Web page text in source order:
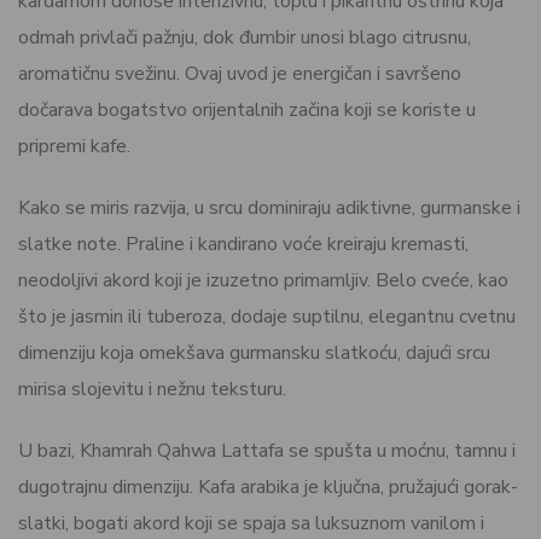
odmah privlači pažnju, dok đumbir unosi blago citrusnu,
aromatičnu svežinu. Ovaj uvod je energičan i savršeno
dočarava bogatstvo orijentalnih začina koji se koriste u
pripremi kafe.
Kako se miris razvija, u srcu dominiraju adiktivne, gurmanske i
slatke note. Praline i kandirano voće kreiraju kremasti,
neodoljivi akord koji je izuzetno primamljiv. Belo cveće, kao
što je jasmin ili tuberoza, dodaje suptilnu, elegantnu cvetnu
dimenziju koja omekšava gurmansku slatkoću, dajući srcu
mirisa slojevitu i nežnu teksturu.
U bazi, Khamrah Qahwa Lattafa se spušta u moćnu, tamnu i
dugotrajnu dimenziju. Kafa arabika je ključna, pružajući gorak-
slatki, bogati akord koji se spaja sa luksuznom vanilom i